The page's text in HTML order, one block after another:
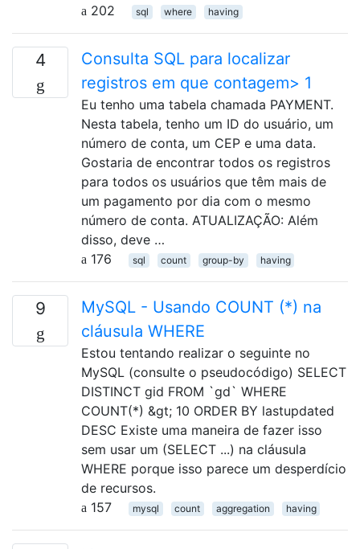
202
sql where having
4
Consulta SQL para localizar
registros em que contagem> 1
Eu tenho uma tabela chamada PAYMENT.
Nesta tabela, tenho um ID do usuário, um
número de conta, um CEP e uma data.
Gostaria de encontrar todos os registros
para todos os usuários que têm mais de
um pagamento por dia com o mesmo
número de conta. ATUALIZAÇÃO: Além
disso, deve …
176
sql count group-by having
9
MySQL - Usando COUNT (*) na
cláusula WHERE
Estou tentando realizar o seguinte no
MySQL (consulte o pseudocódigo) SELECT
DISTINCT gid FROM `gd` WHERE
COUNT(*) &gt; 10 ORDER BY lastupdated
DESC Existe uma maneira de fazer isso
sem usar um (SELECT ...) na cláusula
WHERE porque isso parece um desperdício
de recursos.
157
mysql count aggregation having